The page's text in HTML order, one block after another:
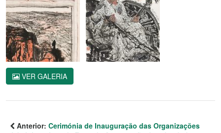
VER GALERIA
Anterior: Cerimónia de Inauguração das Organizações